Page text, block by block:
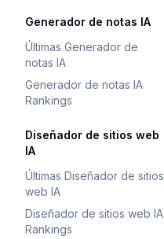
Generador de notas IA
Últimas Generador de
notas IA
Generador de notas IA
Rankings
Diseñador de sitios web
IA
Últimas Diseñador de sitios
web IA
Diseñador de sitios web IA
Rankings